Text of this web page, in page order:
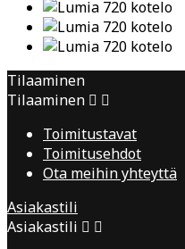
Tilaaminen
Tilaaminen  
Toimitustavat
Toimitusehdot
Ota meihin yhteyttä
Asiakastili
Asiakastili  